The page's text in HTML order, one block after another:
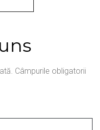
Câmpurile obligatorii